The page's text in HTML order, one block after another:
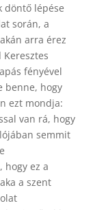
döntő lépése
során, a
arra érez
Keresztes
fényével
benne, hogy
ezt mondja:
van rá, hogy
semmit
hogy ez a
a szent